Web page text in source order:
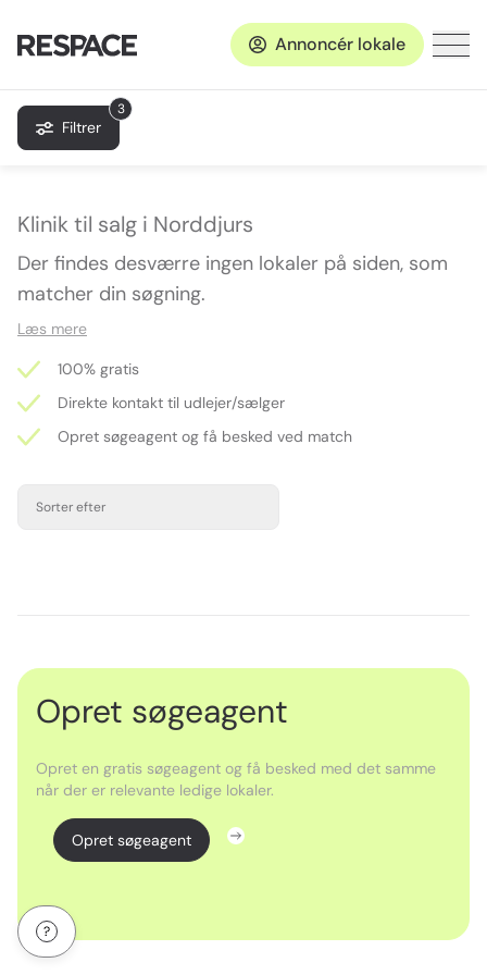
Annoncér lokale
3
Filtrer
Klinik til salg i Norddjurs
Der findes desværre ingen lokaler på siden, som
matcher din søgning.
Læs mere
100% gratis
Direkte kontakt til udlejer/sælger
Opret søgeagent og få besked ved match
Sorter efter
Opret søgeagent
Opret en gratis søgeagent og få besked med det samme
når der er relevante ledige lokaler.
Opret søgeagent